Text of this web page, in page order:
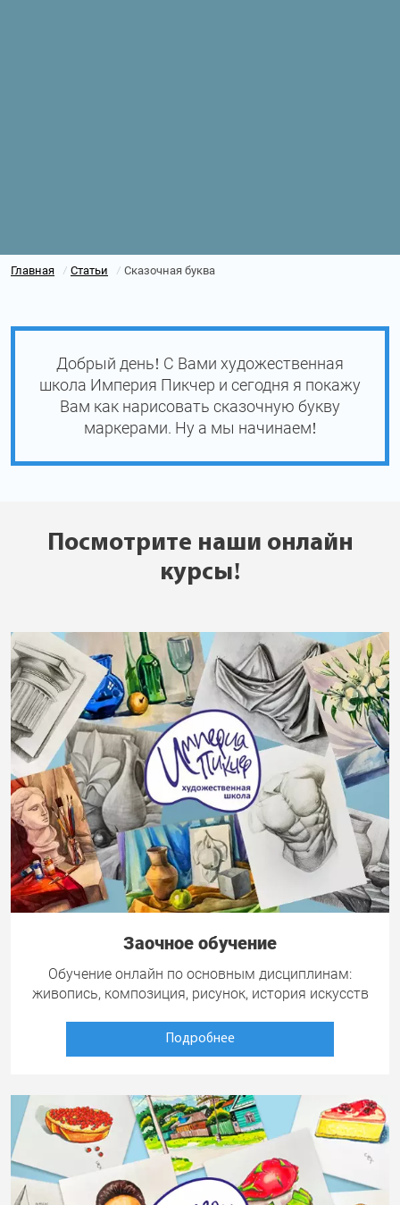
Главная / Статьи / Сказочная буква
Добрый день! С Вами художественная
школа Империя Пикчер и сегодня я покажу
Вам как нарисовать сказочную букву
маркерами. Ну а мы начинаем!
Посмотрите наши онлайн
курсы!
Заочное обучение
Обучение онлайн по основным дисциплинам:
живопись, композиция, рисунок, история искусств
Подробнее